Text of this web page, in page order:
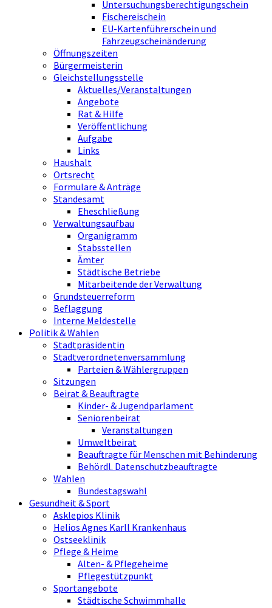
Untersuchungsberechtigungschein
Fischereischein
EU-Kartenführerschein und
Fahrzeugscheinänderung
Öffnungszeiten
Bürgermeisterin
Gleichstellungsstelle
Aktuelles/Veranstaltungen
Angebote
Rat & Hilfe
Veröffentlichung
Aufgabe
Links
Haushalt
Ortsrecht
Formulare & Anträge
Standesamt
Eheschließung
Verwaltungsaufbau
Organigramm
Stabsstellen
Ämter
Städtische Betriebe
Mitarbeitende der Verwaltung
Grundsteuerreform
Beflaggung
Interne Meldestelle
Politik & Wahlen
Stadtpräsidentin
Stadtverordnetenversammlung
Parteien & Wählergruppen
Sitzungen
Beirat & Beauftragte
Kinder- & Jugendparlament
Seniorenbeirat
Veranstaltungen
Umweltbeirat
Beauftragte für Menschen mit Behinderung
Behördl. Datenschutzbeauftragte
Wahlen
Bundestagswahl
Gesundheit & Sport
Asklepios Klinik
Helios Agnes Karll Krankenhaus
Ostseeklinik
Pflege & Heime
Alten- & Pflegeheime
Pflegestützpunkt
Sportangebote
Städtische Schwimmhalle